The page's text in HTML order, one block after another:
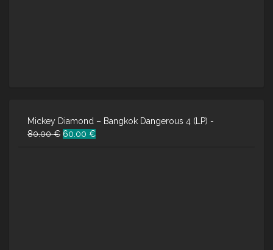
Mickey Diamond – Bangkok Dangerous 4 (LP) -
80.00€ Ursprünglicher
60.00 €Aktueller